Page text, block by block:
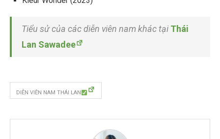
Tiểu sử của các diễn viên nam khác tại Thái
Lan Sawadee
DIỄN VIÊN NAM THÁI LAN